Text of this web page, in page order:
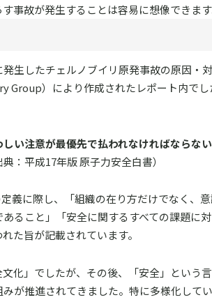
事故が発生することは容易に想像できます
生したチェルノブイリ原発事故の原因・
）により作成されたレポート内でし
い注意が最優先で払われなければならな
典：平成17年版 原子力安全白書）
義に際し、「組織の在り方だけでなく、
ること」「安全に関するすべての課題に
た旨が記載されています。
化」でしたが、その後、「安全」という
が推進されてきました。特に多様化してい